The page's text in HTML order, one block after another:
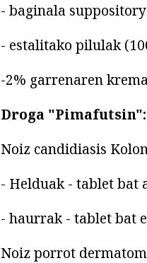
- baginala
- estalitako pilulak
-2% garrenaren
Droga
Noiz candidiasis
- Helduak - tablet bat
- haurrak - tablet bat
Noiz porrot